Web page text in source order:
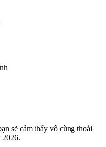
sẽ cảm thấy vô cùng thoải
2026.